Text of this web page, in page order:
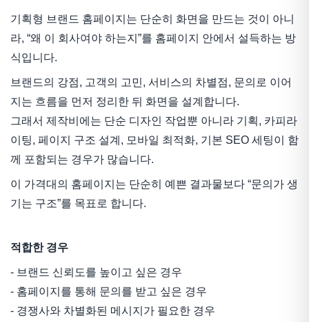
기획형 브랜드 홈페이지는 단순히 화면을 만드는 것이 아니
라, “왜 이 회사여야 하는지”를 홈페이지 안에서 설득하는 방
식입니다.
브랜드의 강점, 고객의 고민, 서비스의 차별점, 문의로 이어
지는 흐름을 먼저 정리한 뒤 화면을 설계합니다.
그래서 제작비에는 단순 디자인 작업뿐 아니라 기획, 카피라
이팅, 페이지 구조 설계, 모바일 최적화, 기본 SEO 세팅이 함
께 포함되는 경우가 많습니다.
이 가격대의 홈페이지는 단순히 예쁜 결과물보다 “문의가 생
기는 구조”를 목표로 합니다.
적합한 경우
- 브랜드 신뢰도를 높이고 싶은 경우
- 홈페이지를 통해 문의를 받고 싶은 경우
- 경쟁사와 차별화된 메시지가 필요한 경우